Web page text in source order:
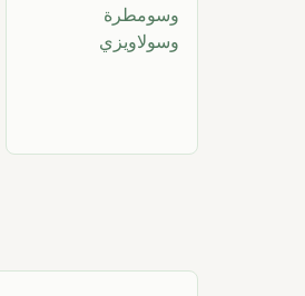
وسومطرة
وسولاويزي